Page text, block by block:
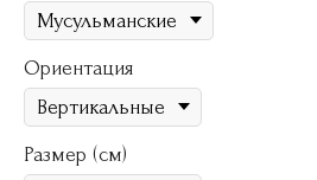
Ориентация
Размер (см)